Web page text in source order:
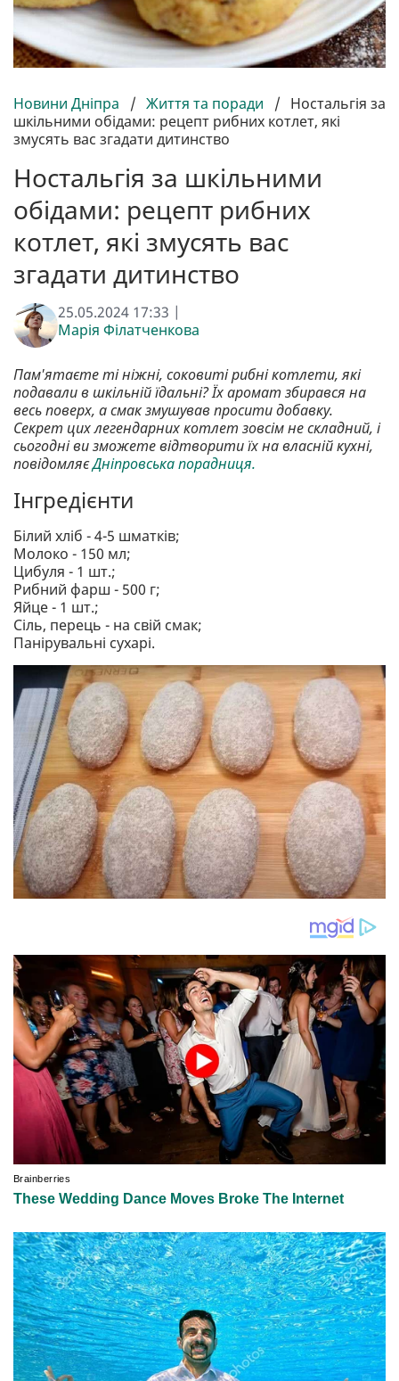
Новини Дніпра / Життя та поради / Ностальгія за
шкільними обідами: рецепт рибних котлет, які
змусять вас згадати дитинство
Ностальгія за шкільними
обідами: рецепт рибних
котлет, які змусять вас
згадати дитинство
25.05.2024 17:33 |
Марія Філатченкова
Пам'ятаєте ті ніжні, соковиті рибні котлети, які
подавали в шкільній їдальні? Їх аромат збирався на
весь поверх, а смак змушував просити добавку.
Секрет цих легендарних котлет зовсім не складний, і
сьогодні ви зможете відтворити їх на власній кухні,
повідомляєДніпровська порадниця.
Інгредієнти
Білий хліб - 4-5 шматків;
Молоко - 150 мл;
Цибуля - 1 шт.;
Рибний фарш - 500 г;
Яйце - 1 шт.;
Сіль, перець - на свій смак;
Панірувальні сухарі.